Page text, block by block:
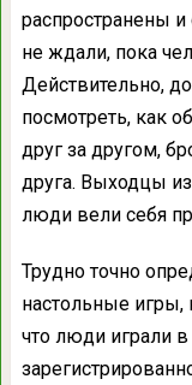
распространены
не ждали, пока
Действительно,
посмотреть, как
друг за другом,
друга. Выходцы
люди вели себя
Трудно точно
настольные игры,
что люди играли